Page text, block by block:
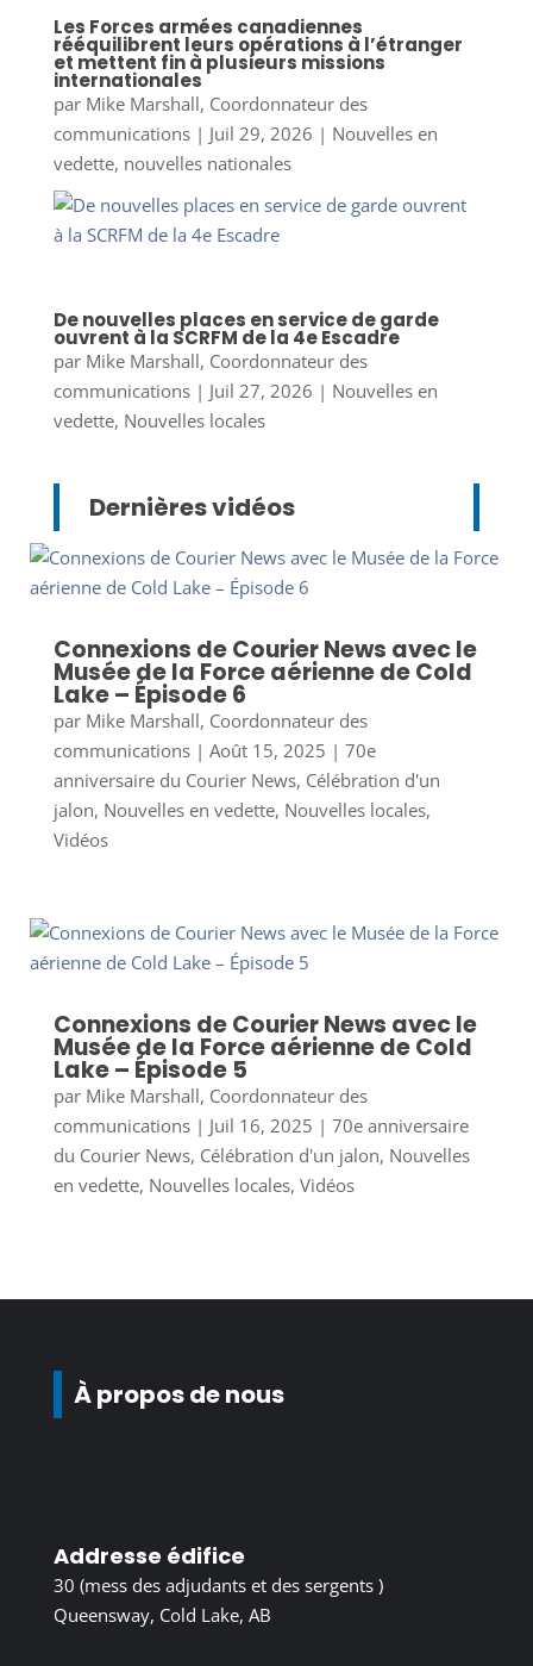
Les Forces armées canadiennes
rééquilibrent leurs opérations à l’étranger
et mettent fin à plusieurs missions
internationales
par Mike Marshall, Coordonnateur des
communications| Juil 29, 2026 | Nouvelles en
vedette, nouvelles nationales
De nouvelles places en service de garde
ouvrent à la SCRFM de la 4e Escadre
par Mike Marshall, Coordonnateur des
communications| Juil 27, 2026 | Nouvelles en
vedette, Nouvelles locales
Dernières vidéos
Connexions de Courier News avec le
Musée de la Force aérienne de Cold
Lake – Épisode 6
par Mike Marshall, Coordonnateur des
communications| Août 15, 2025 | 70e
anniversaire du Courier News, Célébration d'un
jalon, Nouvelles en vedette, Nouvelles locales,
Vidéos
Connexions de Courier News avec le
Musée de la Force aérienne de Cold
Lake – Épisode 5
par Mike Marshall, Coordonnateur des
communications| Juil 16, 2025 | 70e anniversaire
du Courier News, Célébration d'un jalon, Nouvelles
en vedette, Nouvelles locales, Vidéos
À propos de nous
Addresse édifice
30 (mess des adjudants et des sergents )
Queensway, Cold Lake, AB